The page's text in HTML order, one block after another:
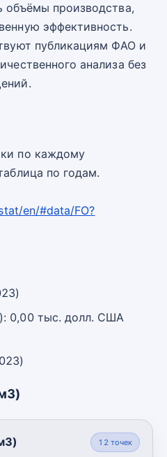
объёмы производства,
эффективность.
публикациям ФАО и
анализа без
по каждому
по годам.
en/#data/FO?
0,00 тыс. долл. США
12 точек